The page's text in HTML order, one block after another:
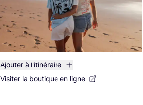
Ajouter à l'itinéraire
Visiter la boutique en ligne